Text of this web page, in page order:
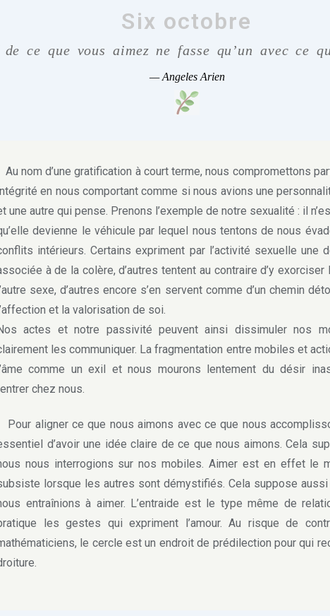
Six octobre
ce que vous aimez ne fasse qu’un avec ce
—Angeles Arien
Au nom d’une gratification à court terme, nous compromettons
en nous comportant comme si nous avions une
une autre qui pense. Prenons l’exemple de notre sexualité : il
devienne le véhicule par lequel nous tentons de nous
intérieurs. Certains expriment par l’activité sexuelle une
à de la colère, d’autres tentent au contraire d’y exorciser
sexe, d’autres encore s’en servent comme d’un chemin
et la valorisation de soi.
actes et notre passivité peuvent ainsi dissimuler nos
les communiquer. La fragmentation entre mobiles et
comme un exil et nous mourons lentement du désir
chez nous.
Pour aligner ce que nous aimons avec ce que nous
d’avoir une idée claire de ce que nous aimons. Cela
nous interrogions sur nos mobiles. Aimer est en effet le
lorsque les autres sont démystifiés. Cela suppose aussi
entraînions à aimer. L’entraide est le type même de
les gestes qui expriment l’amour. Au risque de
le cercle est un endroit de prédilection pour qui